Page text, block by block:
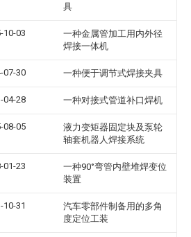
具
10-03
一种金属管加工用内外径
焊接一体机
07-30 一种便于调节式焊接夹具
04-28 一种对接式管道补口焊机
08-05
液力变矩器固定块及泵轮
轴套机器人焊接系统
01-23
一种90°弯管内壁堆焊变位
装置
10-31
汽车零部件制备用的多角
度定位工装